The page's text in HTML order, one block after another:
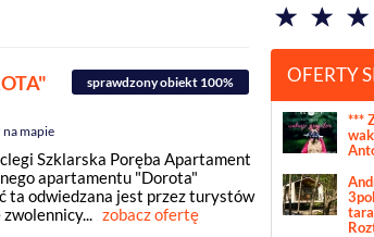
sprawdzony obiekt 100%
mapie
Szklarska Poręba Apartament
apartamentu "Dorota"
ta odwiedzana jest przez turystów
zobacz ofertę
OFERTY
***